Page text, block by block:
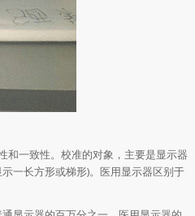
和一致性。校准的对象，主要是显示器
一长方形或梯形)。医用显示器区别于